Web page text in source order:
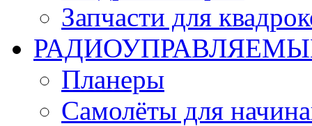
Запчасти для
Планеры
Самолёты для